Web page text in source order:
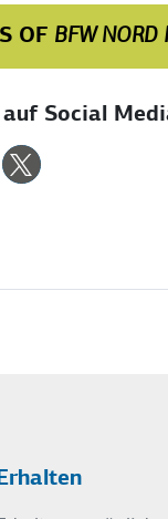
OF BFW NORD
Social
Erhalten